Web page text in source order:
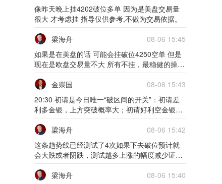
5m
01月27日0127货币
01月26日0126货币
01月25日0125货币
01月24日0124货币
像昨天晚上挂4202破位多单 因为是美盘交易量
很大 才考虑挂 指导仅供参考,不做为交易依据。
梁海舟
08-06 15:45
如果是在美盘的话 可能会挂破位4250空单 但是
现在是欧盘交易量不大 所有不挂，最稳健的操作
就是实体破位4250 反弹4250在空 指导仅供参考,
不做为交易依据。
金崇国
08-06 15:43
20:30 初请是今日唯一“破区间的开关”：初请差
利多金银，上方突破概率大；初请好利空金银，
下方4245 ～40不破之前首次触及可尝试做多，
下破之后走延续概率大。总之数据公布之后尽量
择机顺势参与 指导仅供参考,不做为交易依据。
梁海舟
08-06 15:42
这条趋势线已经测试了4次如果下去破位预计就
会大跌或者阴跌，测试越多上涨的幅度减少证明
支撑减弱，所以这次回踩4250不考虑在继续多
了。 指导仅供参考,不做为交易依据。
梁海舟
08-06 15:40